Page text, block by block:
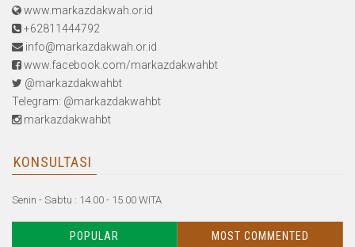
www.markazdakwah.or.id
+62811444792
info@markazdakwah.or.id
www.facebook.com/markazdakwahbt
@markazdakwahbt
Telegram: @markazdakwahbt
markazdakwahbt
KONSULTASI
Senin - Sabtu : 14.00 - 15.00 WITA
POPULAR MOST COMMENTED